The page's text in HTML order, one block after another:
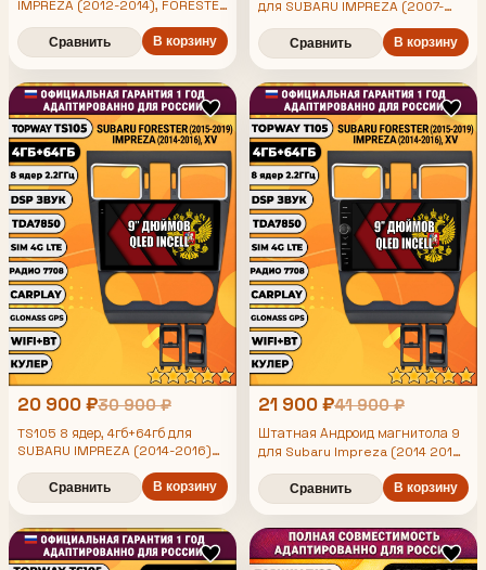
IMPREZA (2012-2014), FORESTER
(2013-2015), XV, рамка черная
матовая, Android магнитола,
без слота под симку, усилитель
звука TDA7851 и поддержка 360
камер
Сравнить В корзину
для SUBARU IMPREZA (2007-
4/64гб, DSP, Topway TS105,
беспроводной CarPlay и Android
Auto, GPS и ГЛОНАСС
Сравнить В корзину
20 900 ₽30 900 ₽
TS105 8 ядер, 4гб+64гб для
SUBARU IMPREZA (2014-2016)
Android магнитола
Сравнить В корзину
21 900 ₽41 900 ₽
Штатная Андроид магнитола 9
для Subaru Impreza (2014 2015
2018 2019), Xv, рамка черная
матовая, TS105 8 ядер, 4/64гб,
Auto, Gps/Глонасс
Сравнить В корзину